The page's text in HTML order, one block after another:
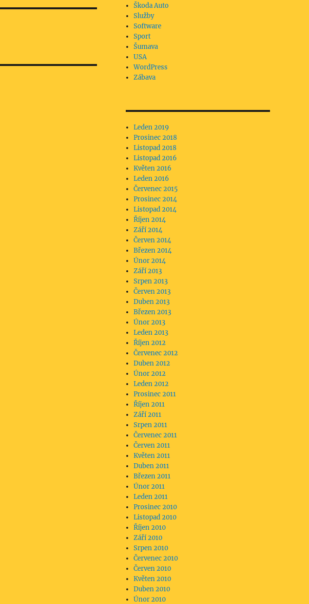
Škoda Auto
Služby
Software
Sport
Šumava
USA
WordPress
Zábava
Leden 2019
Prosinec 2018
Listopad 2018
Listopad 2016
Květen 2016
Leden 2016
Červenec 2015
Prosinec 2014
Listopad 2014
Říjen 2014
Září 2014
Červen 2014
Březen 2014
Únor 2014
Září 2013
Srpen 2013
Červen 2013
Duben 2013
Březen 2013
Únor 2013
Leden 2013
Říjen 2012
Červenec 2012
Duben 2012
Únor 2012
Leden 2012
Prosinec 2011
Říjen 2011
Září 2011
Srpen 2011
Červenec 2011
Červen 2011
Květen 2011
Duben 2011
Březen 2011
Únor 2011
Leden 2011
Prosinec 2010
Listopad 2010
Říjen 2010
Září 2010
Srpen 2010
Červenec 2010
Červen 2010
Květen 2010
Duben 2010
Únor 2010